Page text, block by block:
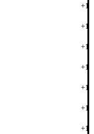
+1
+1
+1
+1
+1
+1
+1